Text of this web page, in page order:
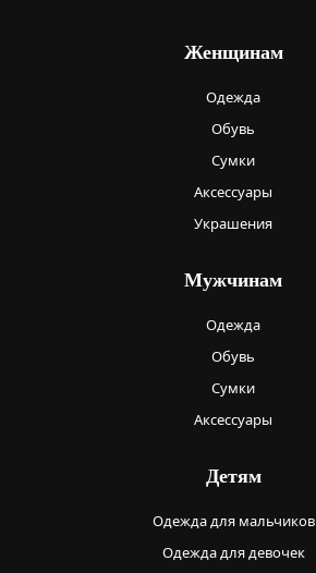
Женщинам
Одежда
Обувь
Сумки
Аксессуары
Украшения
Мужчинам
Одежда
Обувь
Сумки
Аксессуары
Детям
Одежда для мальчиков
Одежда для девочек